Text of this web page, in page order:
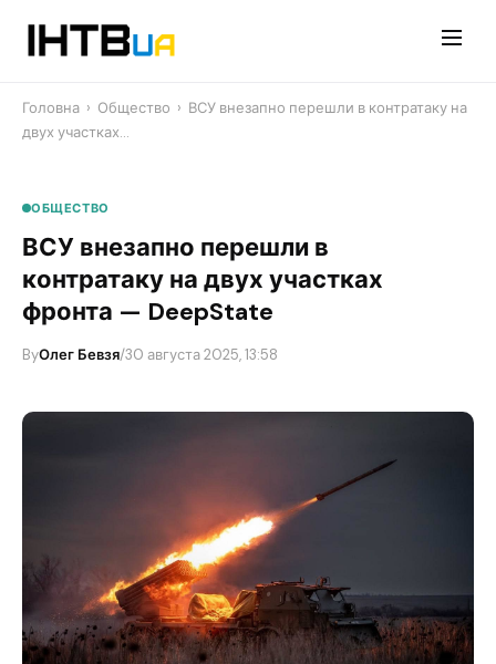
Головна › Общество › ВСУ внезапно перешли в контратаку на
двух участках…
ОБЩЕСТВО
ВСУ внезапно перешли в
контратаку на двух участках
фронта — DeepState
ByОлег Бевзя/30 августа 2025, 13:58